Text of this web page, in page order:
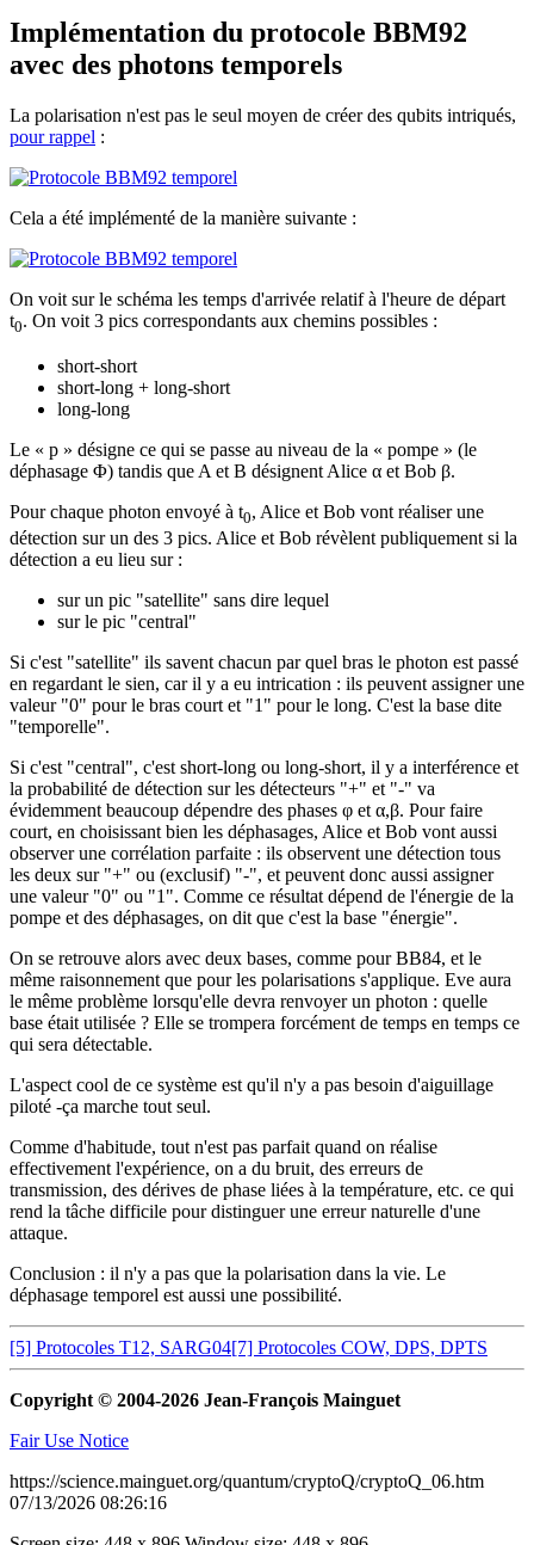
Implémentation du protocole BBM92
avec des photons temporels
La polarisation n'est pas le seul moyen de créer des qubits intriqués,
pour rappel :
Cela a été implémenté de la manière suivante :
On voit sur le schéma les temps d'arrivée relatif à l'heure de départ
t0. On voit 3 pics correspondants aux chemins possibles :
short-short
short-long + long-short
long-long
Le « p » désigne ce qui se passe au niveau de la « pompe » (le
déphasage Φ) tandis que A et B désignent Alice α et Bob β.
Pour chaque photon envoyé à t0, Alice et Bob vont réaliser une
détection sur un des 3 pics. Alice et Bob révèlent publiquement si la
détection a eu lieu sur :
sur un pic "satellite" sans dire lequel
sur le pic "central"
Si c'est "satellite" ils savent chacun par quel bras le photon est passé
en regardant le sien, car il y a eu intrication : ils peuvent assigner une
valeur "0" pour le bras court et "1" pour le long. C'est la base dite
"temporelle".
Si c'est "central", c'est short-long ou long-short, il y a interférence et
la probabilité de détection sur les détecteurs "+" et "-" va
évidemment beaucoup dépendre des phases φ et α,β. Pour faire
court, en choisissant bien les déphasages, Alice et Bob vont aussi
observer une corrélation parfaite : ils observent une détection tous
les deux sur "+" ou (exclusif) "-", et peuvent donc aussi assigner
une valeur "0" ou "1". Comme ce résultat dépend de l'énergie de la
pompe et des déphasages, on dit que c'est la base "énergie".
On se retrouve alors avec deux bases, comme pour BB84, et le
même raisonnement que pour les polarisations s'applique. Eve aura
le même problème lorsqu'elle devra renvoyer un photon : quelle
base était utilisée ? Elle se trompera forcément de temps en temps ce
qui sera détectable.
L'aspect cool de ce système est qu'il n'y a pas besoin d'aiguillage
piloté -ça marche tout seul.
Comme d'habitude, tout n'est pas parfait quand on réalise
effectivement l'expérience, on a du bruit, des erreurs de
transmission, des dérives de phase liées à la température, etc. ce qui
rend la tâche difficile pour distinguer une erreur naturelle d'une
attaque.
Conclusion : il n'y a pas que la polarisation dans la vie. Le
déphasage temporel est aussi une possibilité.
[5] Protocoles T12, SARG04[7] Protocoles COW, DPS, DPTS
Copyright © 2004-2026 Jean-François Mainguet
Fair Use Notice
https://science.mainguet.org/quantum/cryptoQ/cryptoQ_06.htm
07/13/2026 08:26:16